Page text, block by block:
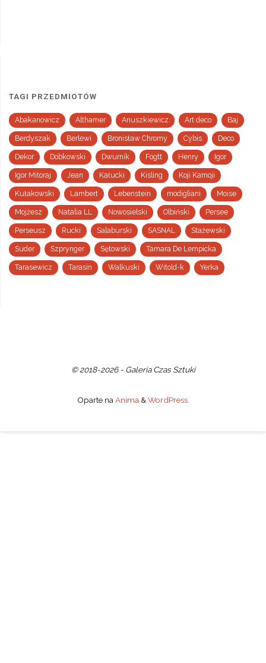
TAGI PRZEDMIOTÓW
Abakanowicz Althamer Anuszkiewicz Art deco Baj
Berdyszak Berlewi Bronisław Chromy Cybis Deco
Dekor Dobkowski Dwurnik Fogtt Henry Igor
Igor Mitoraj Jean Kałucki Kisling Koji Kamoji
Kułakowski Lambert Lebenstein modigliani Moise
Mojżesz Natalia LL Nowosielski Olbiński Persee
Perseusz Rucki Salaburski SASNAL Stażewski
Suder Szprynger Sętowski Tamara De Lempicka
Tarasewicz Tarasin Walkuski Witold-k Yerka
© 2018-2026 - Galeria Czas Sztuki
Oparte na Anima & WordPress.